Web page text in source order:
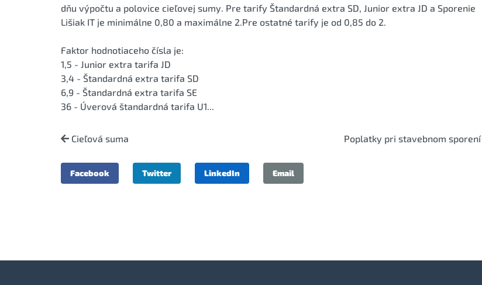
dňu výpočtu a polovice cieľovej sumy. Pre tarify Štandardná extra SD, Junior extra JD a Sporenie
Lišiak IT je minimálne 0,80 a maximálne 2.Pre ostatné tarify je od 0,85 do 2.
Faktor hodnotiaceho čísla je:
1,5 - Junior extra tarifa JD
3,4 - Štandardná extra tarifa SD
6,9 - Štandardná extra tarifa SE
36 - Úverová štandardná tarifa U1...
Cieľová suma Poplatky pri stavebnom sporení
Facebook Twitter LinkedIn Email